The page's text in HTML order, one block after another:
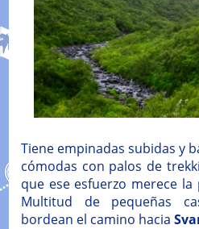
Tiene empinadas subidas y
cómodas con palos de
que ese esfuerzo merece
Multitud de pequeñas
bordean el camino hacia